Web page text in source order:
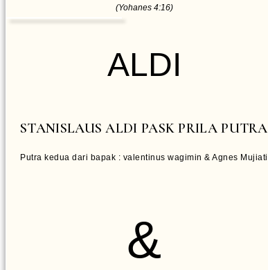
(Yohanes 4:16)
ALDI
STANISLAUS ALDI PASK PRILA PUTRA
Putra kedua dari bapak : valentinus wagimin & Agnes Mujiati
&